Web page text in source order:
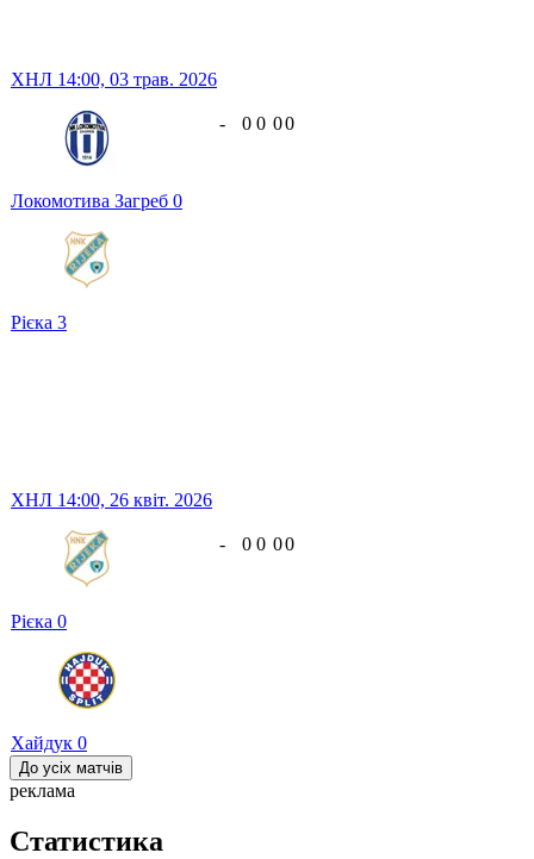
ХНЛ 14:00, 03 трав. 2026
Локомотива Загреб 0
Рієка 3
- 0 0 00
ХНЛ 14:00, 26 квіт. 2026
Рієка 0
Хайдук 0
- 0 0 00
До усіх матчів
реклама
Статистика